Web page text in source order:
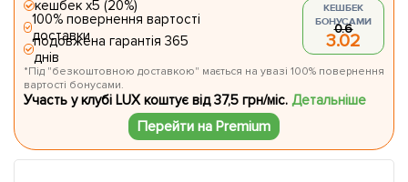
кешбек х5 (20%)
100% повернення вартості
доставки
подовжена гарантія 365
днів
КЕШБЕК
БОНУСАМИ
0.6
3.02
*Під "безкоштовною доставкою" мається на увазі 100% повернення
вартості бонусами.
Участь у клубі LUX коштує від 37,5 грн/міс.Детальніше
Перейти на Premium